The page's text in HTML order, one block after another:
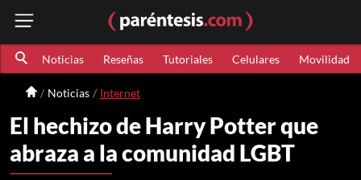
Noticias Reseñas Tutoriales Celulares Movilidad
Noticias Internet
El hechizo de Harry Potter que
abraza a la comunidad LGBT